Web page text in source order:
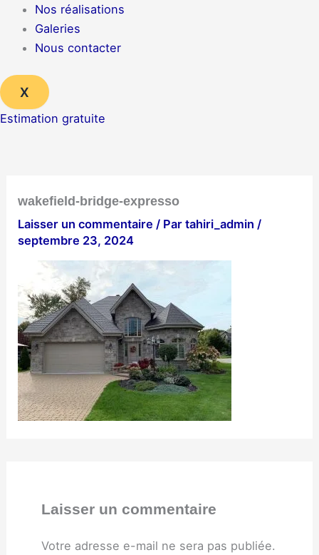
Nos réalisations
Galeries
Nous contacter
X
Estimation gratuite
wakefield-bridge-expresso
Laisser un commentaire / Partahiri_admin /
septembre 23, 2024
Laisser un commentaire
Votre adresse e-mail ne sera pas publiée.